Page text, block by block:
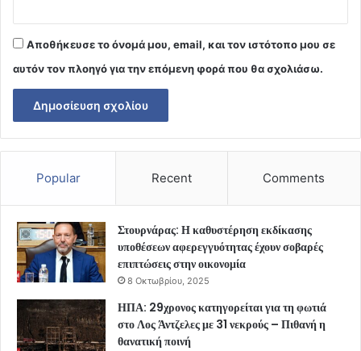
Αποθήκευσε το όνομά μου, email, και τον ιστότοπο μου σε
αυτόν τον πλοηγό για την επόμενη φορά που θα σχολιάσω.
Popular Recent Comments
Στουρνάρας: Η καθυστέρηση εκδίκασης
υποθέσεων αφερεγγυότητας έχουν σοβαρές
επιπτώσεις στην οικονομία
8 Οκτωβρίου, 2025
ΗΠΑ: 29χρονος κατηγορείται για τη φωτιά
στο Λος Άντζελες με 31 νεκρούς – Πιθανή η
θανατική ποινή